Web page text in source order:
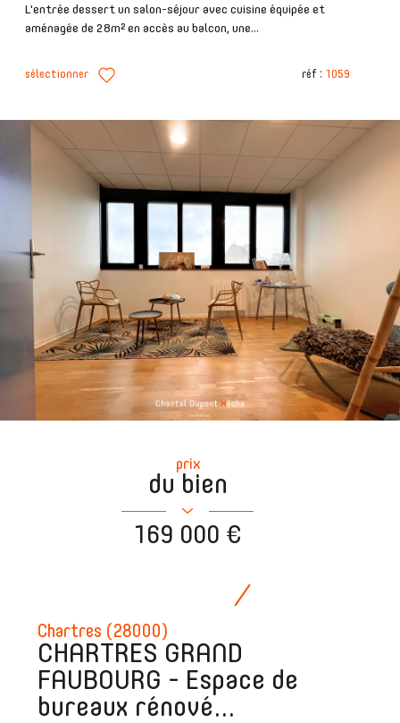
L'entrée dessert un salon-séjour avec cuisine équipée et
aménagée de 28m² en accès au balcon, une...
sélectionner réf : 1059
Chartres (28000)
CHARTRES GRAND
FAUBOURG - Espace de
bureaux rénové...
prix
du bien
169 000 €